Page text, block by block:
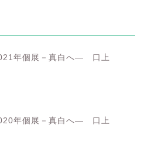
年個展－真白へ― 口上
年個展－真白へ― 口上